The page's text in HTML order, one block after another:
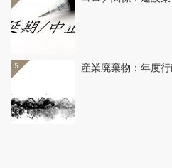
5 産業廃棄物：年度